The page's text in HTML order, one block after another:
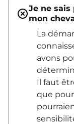
Je ne
mon
La
avons
Il faut
que